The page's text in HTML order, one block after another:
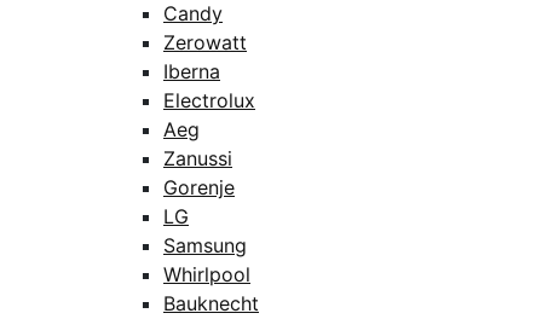
Candy
Zerowatt
Iberna
Electrolux
Aeg
Zanussi
Gorenje
LG
Samsung
Whirlpool
Bauknecht